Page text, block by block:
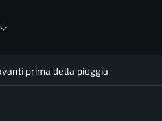
prima della pioggia